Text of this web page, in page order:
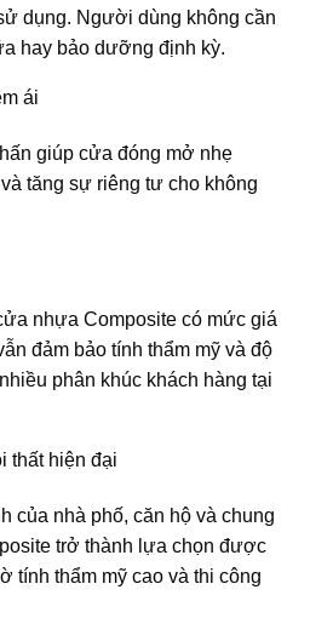
dụng. Người dùng không cần
hay bảo dưỡng định kỳ.
ái
giúp cửa đóng mở nhẹ
tăng sự riêng tư cho không
nhựa Composite có mức giá
đảm bảo tính thẩm mỹ và độ
phân khúc khách hàng tại
thất hiện đại
của nhà phố, căn hộ và chung
trở thành lựa chọn được
tính thẩm mỹ cao và thi công